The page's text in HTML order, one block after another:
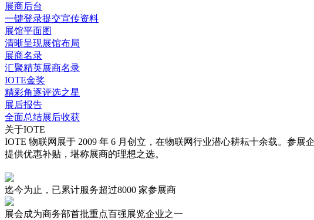
展商后台
一键登录提交宣传资料
展馆平面图
清晰呈现展馆布局
展商名录
汇聚精英展商名录
IOTE金奖
精彩角逐评选之星
展后报告
全面总结展后收获
关于IOTE
IOTE 物联网展于 2009 年 6 月创立，在物联网行业潜心耕耘十余载。参
提供优惠补贴，堪称展商的理想之选。
迄今为止，已累计服务超过8000 家参展商
展会成为商务部首批重点百强展览企业之一